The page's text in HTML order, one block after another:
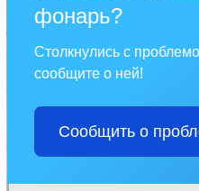
фонарь?
Столкнулись с
сообщите о ней!
Сообщить о